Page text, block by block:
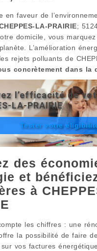
en faveur de
LA-PRAIRIE;
domicile, vous
L’amélioration
rejets polluants de
concrètement dans la
l’efficacité de
LA-PRAIRIE
Tester votre
des
et
à
les chiffres : une
la possibilité de faire
vos factures